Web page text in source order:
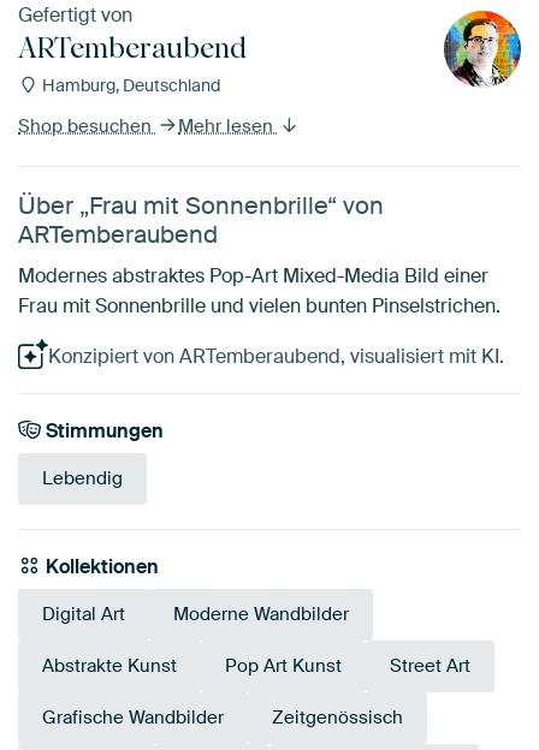
Gefertigt von
ARTemberaubend
Hamburg, Deutschland
Shop besuchen Mehr lesen
Über „Frau mit Sonnenbrille“ von
ARTemberaubend
Modernes abstraktes Pop-Art Mixed-Media Bild einer
Frau mit Sonnenbrille und vielen bunten Pinselstrichen.
Konzipiert von ARTemberaubend, visualisiert mit KI.
Stimmungen
Lebendig
Kollektionen
Digital Art Moderne Wandbilder
Abstrakte Kunst Pop Art Kunst Street Art
Grafische Wandbilder Zeitgenössisch